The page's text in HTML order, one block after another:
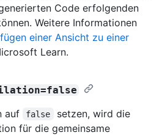
Code erfolgenden
Weitere Informationen
einer Ansicht zu einer
Learn.
auf false
setzen, wird die
für die gemeinsame